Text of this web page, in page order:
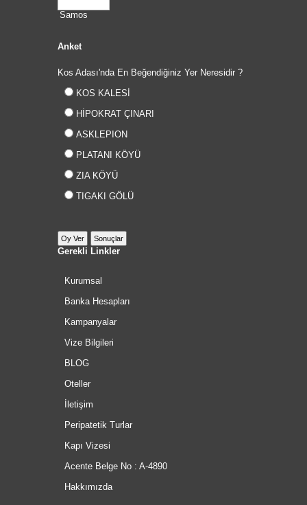
Anket
Kos Adası'nda En Beğendiğiniz Yer Neresidir ?
KOS KALESİ
HİPOKRAT ÇINARI
ASKLEPION
PLATANI KÖYÜ
ZIA KÖYÜ
TIGAKI GÖLÜ
Gerekli Linkler
Kurumsal
Banka Hesapları
Kampanyalar
Vize Bilgileri
BLOG
Oteller
İletişim
Peripatetik Turlar
Kapı Vizesi
Acente Belge No : A-4890
Hakkımızda